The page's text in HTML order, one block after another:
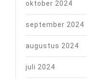
oktober 2024
september 2024
augustus 2024
juli 2024